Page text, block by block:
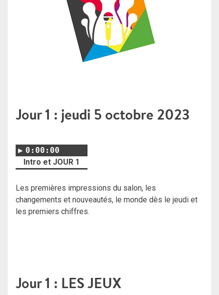
Jour 1 : jeudi 5 octobre 2023
0:00:00
Intro et JOUR 1
Les premières impressions du salon, les
changements et nouveautés, le monde dès le jeudi et
les premiers chiffres.
Jour 1 : LES JEUX